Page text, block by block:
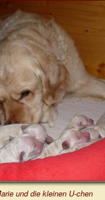
und die kleinen U-chen